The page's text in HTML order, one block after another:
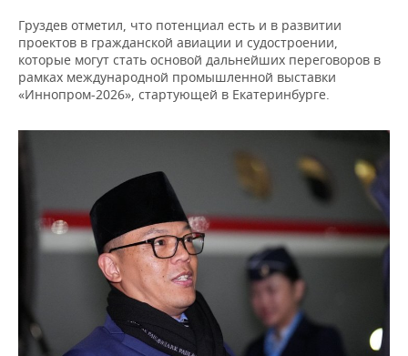
Груздев отметил, что потенциал есть и в развитии
проектов в гражданской авиации и судостроении,
которые могут стать основой дальнейших переговоров в
рамках международной промышленной выставки
«Иннопром-2026», стартующей в Екатеринбурге.